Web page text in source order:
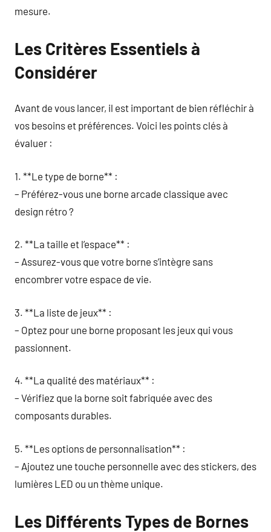
mesure.
Les Critères Essentiels à
Considérer
Avant de vous lancer, il est important de bien réfléchir à
vos besoins et préférences. Voici les points clés à
évaluer :
1. **Le type de borne** :
– Préférez-vous une borne arcade classique avec
design rétro ?
2. **La taille et l’espace** :
– Assurez-vous que votre borne s’intègre sans
encombrer votre espace de vie.
3. **La liste de jeux** :
– Optez pour une borne proposant les jeux qui vous
passionnent.
4. **La qualité des matériaux** :
– Vérifiez que la borne soit fabriquée avec des
composants durables.
5. **Les options de personnalisation** :
– Ajoutez une touche personnelle avec des stickers, des
lumières LED ou un thème unique.
Les Différents Types de Bornes